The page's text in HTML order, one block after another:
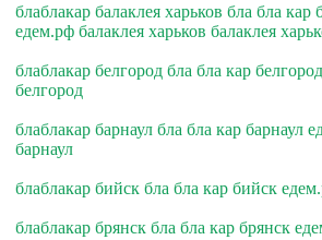
блаблакар балаклея харьков бла бла кар
едем.рф балаклея харьков балаклея
блаблакар белгород бла бла кар
белгород
блаблакар барнаул бла бла кар барнаул
барнаул
блаблакар бийск бла бла кар бийск
блаблакар брянск бла бла кар брянск